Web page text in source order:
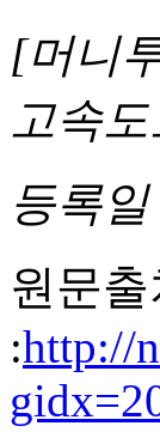
[머니
고속
등록일
원문출
:http://